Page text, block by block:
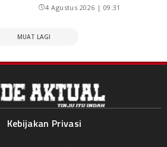
4 Agustus 2026 | 09:31
MUAT LAGI
Kebijakan Privasi